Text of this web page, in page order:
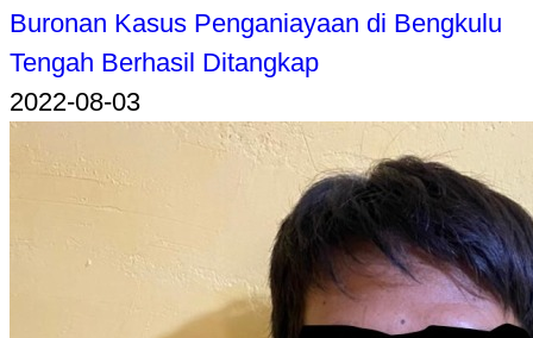
Buronan Kasus Penganiayaan di Bengkulu
Tengah Berhasil Ditangkap
2022-08-03